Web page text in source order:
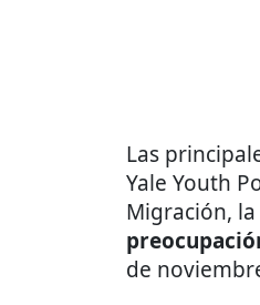
Las
Yale Youth
Migración,
de